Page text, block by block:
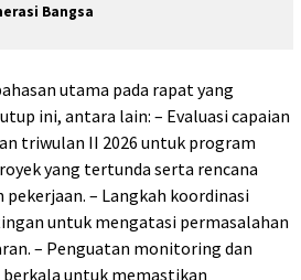
Bangsa
utama pada rapat yang
ini, antara lain: – Evaluasi capaian
triwulan II 2026 untuk program
yang tertunda serta rencana
– Langkah koordinasi
untuk mengatasi permasalahan
– Penguatan monitoring dan
untuk memastikan